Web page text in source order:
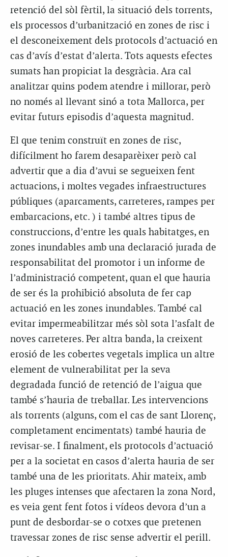
retenció del sòl fèrtil, la situació dels torrents,
els processos d’urbanització en zones de risc i
el desconeixement dels protocols d’actuació en
cas d’avís d’estat d’alerta. Tots aquests efectes
sumats han propiciat la desgràcia. Ara cal
analitzar quins podem atendre i millorar, però
no només al llevant sinó a tota Mallorca, per
evitar futurs episodis d’aquesta magnitud.
El que tenim construït en zones de risc,
difícilment ho farem desaparèixer però cal
advertir que a dia d’avui se segueixen fent
actuacions, i moltes vegades infraestructures
públiques (aparcaments, carreteres, rampes per
embarcacions, etc. ) i també altres tipus de
construccions, d’entre les quals habitatges, en
zones inundables amb una declaració jurada de
responsabilitat del promotor i un informe de
l’administració competent, quan el que hauria
de ser és la prohibició absoluta de fer cap
actuació en les zones inundables. També cal
evitar impermeabilitzar més sòl sota l’asfalt de
noves carreteres. Per altra banda, la creixent
erosió de les cobertes vegetals implica un altre
element de vulnerabilitat per la seva
degradada funció de retenció de l’aigua que
també s’hauria de treballar. Les intervencions
als torrents (alguns, com el cas de sant Llorenç,
completament encimentats) també hauria de
revisar-se. I finalment, els protocols d’actuació
per a la societat en casos d’alerta hauria de ser
també una de les prioritats. Ahir mateix, amb
les pluges intenses que afectaren la zona Nord,
es veia gent fent fotos i vídeos devora d’un a
punt de desbordar-se o cotxes que pretenen
travessar zones de risc sense advertir el perill.